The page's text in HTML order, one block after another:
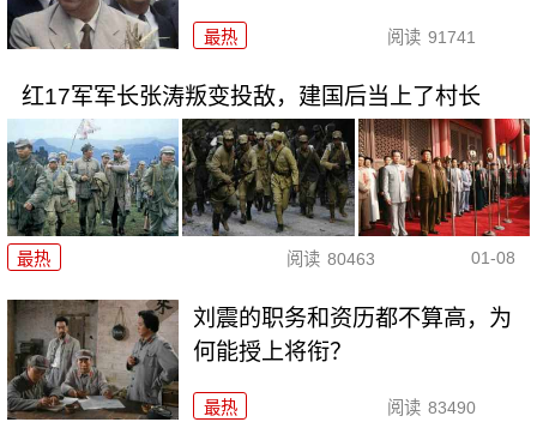
最热 阅读 91741
红17军军长张涛叛变投敌，建国后当上了村长
最热 阅读 80463 01-08
刘震的职务和资历都不算高，为
何能授上将衔？
最热 阅读 83490